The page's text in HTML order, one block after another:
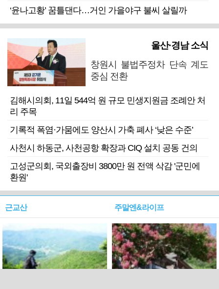
‘윤나고황’ 꿈틀댄다…거인 가을야구 불씨 살릴까
울산·경남 소식
창원시 불법주정차 단속 계도
중심 전환
김해시의회, 11일 544억 원 규모 민생지원금 조례안 처
리 주목
기록적 폭염·가뭄에도 양산시 가축 폐사 ‘낮은 수준’
사천시 하동군, 사천공항 확장과 CIQ 설치 공동 건의
고성군의회, 국외출장비 3800만 원 전액 삭감 '군민에
환원'
근교산 주말엔&라이프